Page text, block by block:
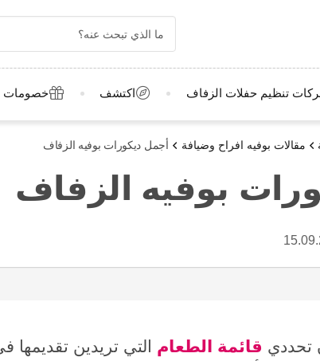
تنظيم حفلات الزفاف اكتشف خصومات
مقالات بوفيه افراح وضيافة أجمل ديكورات بوفيه الزفاف
بوفيه الزفاف
تحددي قائمة الطعام التي تريدين